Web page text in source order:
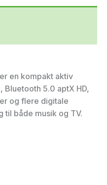
en kompakt aktiv
Bluetooth 5.0 aptX HD,
og flere digitale
til både musik og TV.